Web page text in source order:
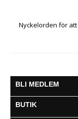
Nyckelorden för
BLI MEDLEM
BUTIK